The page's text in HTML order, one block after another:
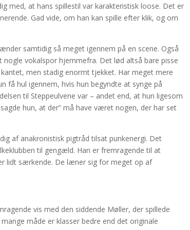
med, at hans spillestil var karakteristisk loose. Det er
Gad vide, om han kan spille efter klik, og om
samtidig så meget igennem på en scene. Også
nogle vokalspor hjemmefra. Det lød altså bare pisse
men stadig enormt tjekket. Har meget mere
få hul igennem, hvis hun begyndte at synge på
til Steppeulvene var – andet end, at hun ligesom
hun, at der” må have været nogen, der har set
af anakronistisk pigtråd tilsat punkenergi. Det
til gengæld. Han er fremragende til at
lidt særkende. De læner sig for meget op af
vis med den siddende Møller, der spillede
måde er klasser bedre end det originale